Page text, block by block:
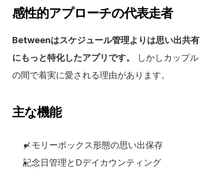
感性的アプローチの代表走者
Betweenはスケジュール管理よりは思い出共有
にもっと特化したアプリです。
しかしカップル
の間で着実に愛される理由があります。
主な機能
メモリーボックス形態の思い出保存
記念日管理とDデイカウンティング